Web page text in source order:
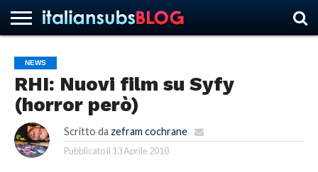
HOME
NEWS
ASCOLTI
RECENSIONI
INTERVISTE
CURIOSITÀ
CHI
SIAMO
CONTATTACI
FORUM
ITALIANSUBS
NEWS
RHI: Nuovi film su Syfy
(horror però)
Scritto da zefram cochrane
Pubblicato il 13 Aprile 2010